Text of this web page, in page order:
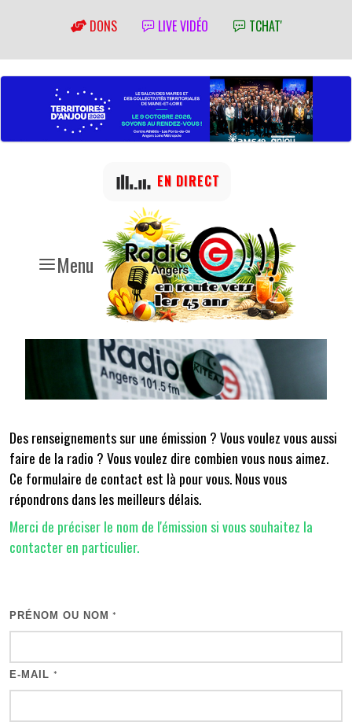
DONS LIVE VIDÉO TCHAT'
Menu
EN DIRECT
Des renseignements sur une émission ? Vous voulez vous aussi
faire de la radio ? Vous voulez dire combien vous nous aimez.
Ce formulaire de contact est là pour vous. Nous vous
répondrons dans les meilleurs délais.
Merci de préciser le nom de l'émission si vous souhaitez la
contacter en particulier.
PRÉNOM OU NOM *
E-MAIL *